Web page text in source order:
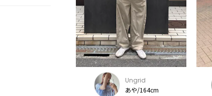
Ungrid
あや/164cm